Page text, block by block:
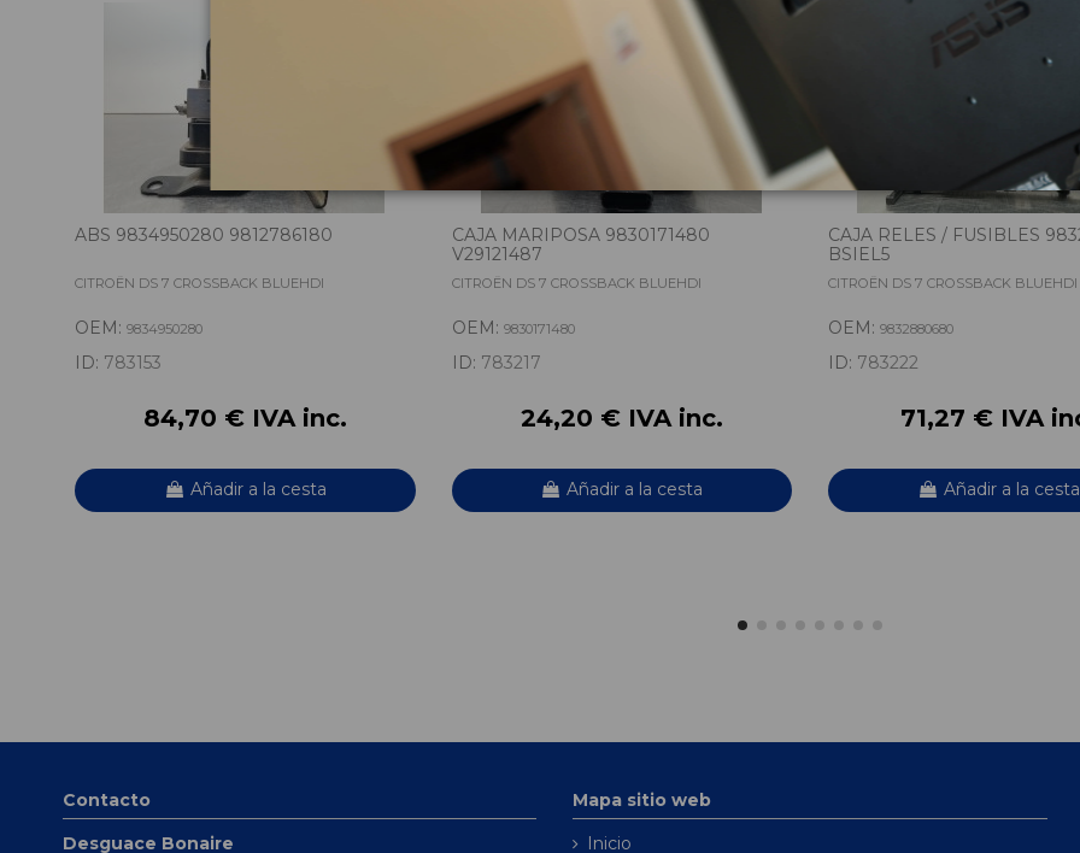
ABS 9834950280 9812786180
CITROËN DS 7 CROSSBACK BLUEHDI
OEM: 9834950280
ID: 783153
84,70 € IVA inc.
Añadir a la cesta
CAJA MARIPOSA 9830171480
V29121487
CITROËN DS 7 CROSSBACK BLUEHDI
OEM: 9830171480
ID: 783217
24,20 € IVA inc.
Añadir a la cesta
CAJA RELES / FUSIBLES
BSIEL5
CITROËN DS 7 CROSSBACK BLUEHDI
OEM: 9832880680
ID: 783222
71,27 € IVA
Añadir a la cesta
Contacto
Desguace Bonaire
Mapa sitio web
Inicio